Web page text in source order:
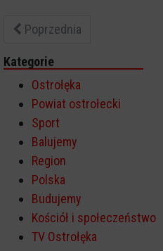
Poprzednia
Kategorie
Ostrołęka
Powiat ostrołecki
Sport
Balujemy
Region
Polska
Budujemy
Kościół i społeczeństwo
TV Ostrołęka